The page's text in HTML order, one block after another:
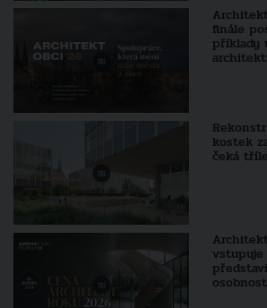
finále
příklady
kostek
čeká
vstupuje